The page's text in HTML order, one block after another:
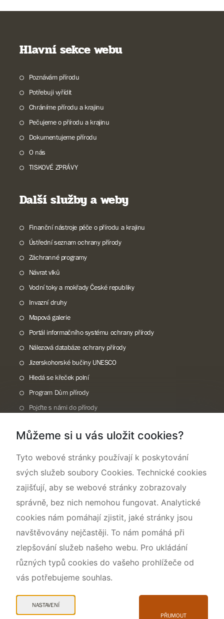
Hlavní sekce webu
Poznávám přírodu
Potřebuji vyřídit
Chráníme přírodu a krajinu
Pečujeme o přírodu a krajinu
Dokumentujeme přírodu
O nás
TISKOVÉ ZPRÁVY
Další služby a weby
Finanční nástroje péče o přírodu a krajinu
Ústřední seznam ochrany přírody
Záchranné programy
Návrat vlků
Vodní toky a mokřady České republiky
Invazní druhy
Mapová galerie
Portál informačního systému ochrany přírody
Nálezová databáze ochrany přírody
Jizerskohorské bučiny UNESCO
Hledá se křeček polní
Program Dům přírody
Pojďte s námi do přírody
Rok CHKO pod záštitou České komise pro UNESCO
Můžeme si u vás uložit cookies?
Tyto webové stránky používají k poskytování
svých služeb soubory Cookies. Technické cookies
zajišťují, aby se webové stránky zobrazovaly
správně, bez nich nemohou fungovat. Analytické
cookies nám pomáhají zjistit, jaké stránky jsou
navštěvovány nejčastěji. To nám pomáhá při
zlepšování služeb našeho webu. Pro ukládání
různých typů cookies do vašeho prohlížeče od
vás potřebujeme souhlas.
NASTAVENÍ
PŘIJMOUT